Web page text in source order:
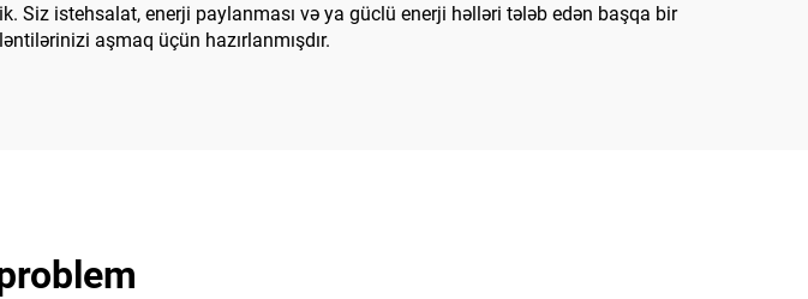
istehsalat, enerji paylanması və ya güclü enerji həlləri tələb edən başqa bir
aşmaq üçün hazırlanmışdır.